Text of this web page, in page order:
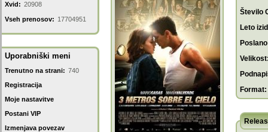
Xvid: 20908
Vseh prenosov: 17704951
Uporabniški meni
Trenutno na strani: 740
Registracija
Moje nastavitve
Postani VIP
Izmenjava povezav
Število
Leto
Format: